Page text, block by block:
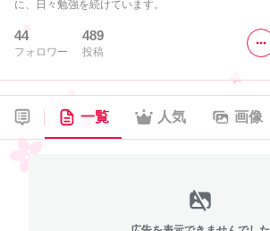
に、日々勉強を続けています。
44
フォロワー
489
投稿
一覧 人気 画像